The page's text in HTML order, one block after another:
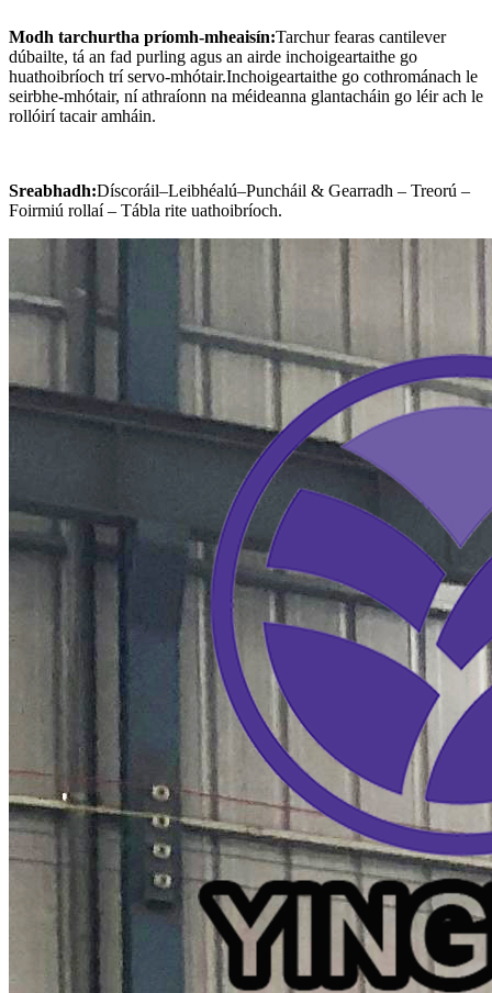
Modh tarchurtha príomh-mheaisín:Tarchur fearas cantilever
dúbailte, tá an fad purling agus an airde inchoigeartaithe go
huathoibríoch trí servo-mhótair.Inchoigeartaithe go cothrománach le
seirbhe-mhótair, ní athraíonn na méideanna glantacháin go léir ach le
rollóirí tacair amháin.
Sreabhadh:Díscoráil–Leibhéalú–Puncháil & Gearradh – Treorú –
Foirmiú rollaí – Tábla rite uathoibríoch.